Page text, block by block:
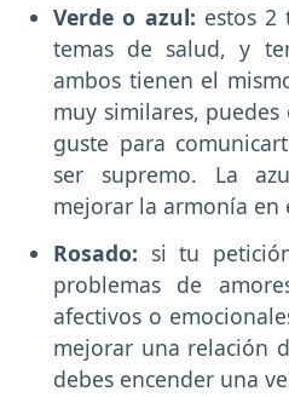
Verde o azul: estos 2
temas de salud, y
ambos tienen el
muy similares,
guste para
ser supremo. La
mejorar la armonía en
Rosado: si tu
problemas de
afectivos o
mejorar una relación
debes encender una